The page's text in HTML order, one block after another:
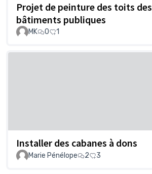
Projet de peinture des toits des
bâtiments publiques
MK 0 1
Installer des cabanes à dons
Marie Pénélope
2 3